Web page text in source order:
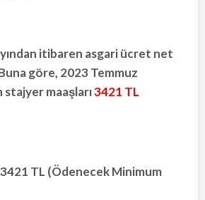
itibaren asgari ücret net
göre, 2023 Temmuz
stajyer maaşları3421 TL
TL (Ödenecek Minimum